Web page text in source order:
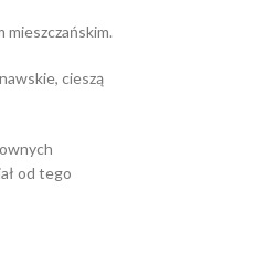
mieszczańskim.
cieszą
od tego